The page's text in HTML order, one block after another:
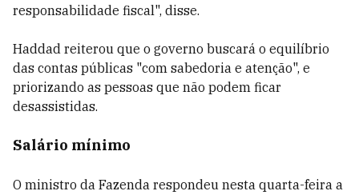
responsabilidade fiscal", disse.
Haddad reiterou que o governo buscará o equilíbrio
das contas públicas "com sabedoria e atenção", e
priorizando as pessoas que não podem ficar
desassistidas.
Salário mínimo
O ministro da Fazenda respondeu nesta quarta-feira a